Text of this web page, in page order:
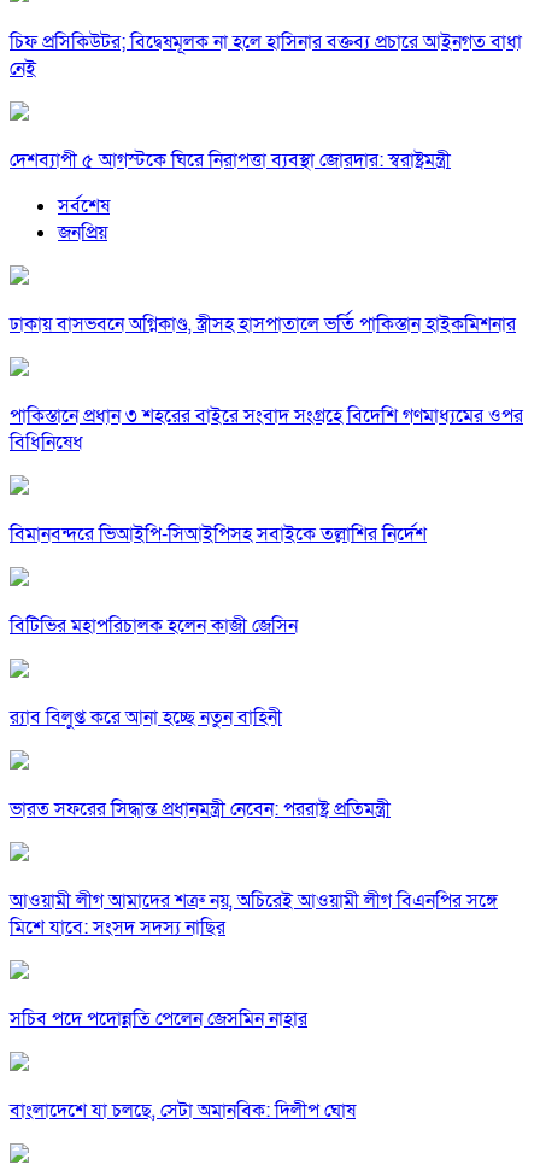
চিফ প্রসিকিউটর; বিদ্বেষমূলক না হলে হাসিনার বক্তব্য প্রচারে আইনগত বাধা
নেই
দেশব্যাপী ৫ আগস্টকে ঘিরে নিরাপত্তা ব্যবস্থা জোরদার: স্বরাষ্ট্রমন্ত্রী
সর্বশেষ
জনপ্রিয়
ঢাকায় বাসভবনে অগ্নিকাণ্ড, স্ত্রীসহ হাসপাতালে ভর্তি পাকিস্তান হাইকমিশনার
পাকিস্তানে প্রধান ৩ শহরের বাইরে সংবাদ সংগ্রহে বিদেশি গণমাধ্যমের ওপর
বিধিনিষেধ
বিমানবন্দরে ভিআইপি-সিআইপিসহ সবাইকে তল্লাশির নির্দেশ
বিটিভির মহাপরিচালক হলেন কাজী জেসিন
র‍্যাব বিলুপ্ত করে আনা হচ্ছে নতুন বাহিনী
ভারত সফরের সিদ্ধান্ত প্রধানমন্ত্রী নেবেন: পররাষ্ট্র প্রতিমন্ত্রী
আওয়ামী লীগ আমাদের শত্রু নয়, অচিরেই আওয়ামী লীগ বিএনপির সঙ্গে
মিশে যাবে: সংসদ সদস্য নাছির
সচিব পদে পদোন্নতি পেলেন জেসমিন নাহার
বাংলাদেশে যা চলছে, সেটা অমানবিক: দিলীপ ঘোষ